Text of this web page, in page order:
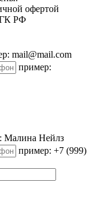
офертой
ГК РФ
mail@mail.com
пример:
Малина Нейлз
пример: +7 (999)